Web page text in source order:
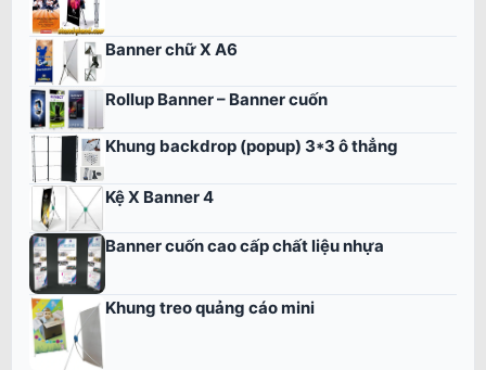
Banner chữ X A6
Rollup Banner – Banner cuốn
Khung backdrop (popup) 3*3 ô thẳng
Kệ X Banner 4
Banner cuốn cao cấp chất liệu nhựa
Khung treo quảng cáo mini